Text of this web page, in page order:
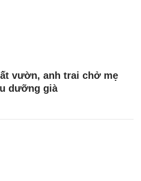
vườn, anh trai chở mẹ
dưỡng già